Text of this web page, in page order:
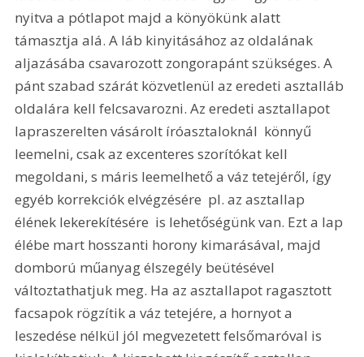
nyitva a pótlapot majd a könyökünk alatt
támasztja alá. A láb kinyitásához az oldalának
aljazásába csavarozott zongorapánt szükséges. A
pánt szabad szárát közvetlenül az eredeti asztalláb
oldalára kell felcsavarozni. Az eredeti asztallapot 
lapraszerelten vásárolt íróasztaloknál  könnyű
leemelni, csak az excenteres szorítókat kell
megoldani, s máris leemelhető a váz tetejéről, így
egyéb korrekciók elvégzésére  pl. az asztallap
élének lekerekítésére  is lehetőségünk van. Ezt a lap
élébe mart hosszanti horony kimarásával, majd
domború műanyag élszegély beütésével
változtathatjuk meg. Ha az asztallapot ragasztott
facsapok rögzítik a váz tetejére, a hornyot a
leszedése nélkül jól megvezetett felsőmaróval is